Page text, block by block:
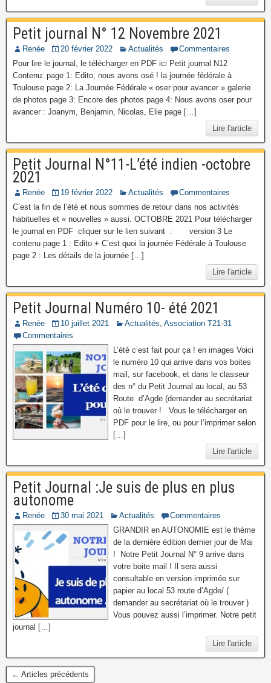
Petit journal N° 12 Novembre 2021
Renée 20 février 2022 Actualités
Commentaires
Pour lire le journal, le télécharger en PDF ici Petit journal N12
Contenu: page 1: Edito, nous avons osé ! la journée fédérale à
Toulouse page 2: La Journée Fédérale « oser pour avancer » galerie
de photos page 3: Encore des photos page 4: Nous avons oser pour
avancer : Joanym, Benjamin, Nicolas, Elie page […]
Lire l'article
Petit Journal N°11-L’été indien -octobre
2021
Renée 19 février 2022 Actualités
Commentaires
C’est la fin de l’été et nous sommes de retour dans nos activités
habituelles et « nouvelles » aussi. OCTOBRE 2021 Pour télécharger
le journal en PDF cliquer sur le lien suivant : version 3 Le
contenu page 1 : Edito + C’est quoi la journée Fédérale à Toulouse
page 2 : Les détails de la journée […]
Lire l'article
Petit Journal Numéro 10- été 2021
Renée 10 juillet 2021 Actualités, Association T21-31
Commentaires
L’été c’est fait pour ça ! en images Voici
le numéro 10 qui arrive dans vos boites
mail, sur facebook, et dans le classeur
des n° du Petit Journal au local, au 53
Route d’Agde (demander au secrétariat
où le trouver ! Vous le télécharger en
PDF pour le lire, ou pour l’imprimer selon
[…]
Lire l'article
Petit Journal :Je suis de plus en plus
autonome
Renée 30 mai 2021 Actualités
Commentaires
GRANDIR en AUTONOMIE est le thème
de la dernière édition dernier jour de Mai
! Notre Petit Journal N° 9 arrive dans
votre boite mail ! Il sera aussi
consultable en version imprimée sur
papier au local 53 route d’Agde/ (
demander au secrétariat où le trouver )
Vous pouvez aussi l’imprimer. Notre petit
journal […]
Lire l'article
← Articles précédents